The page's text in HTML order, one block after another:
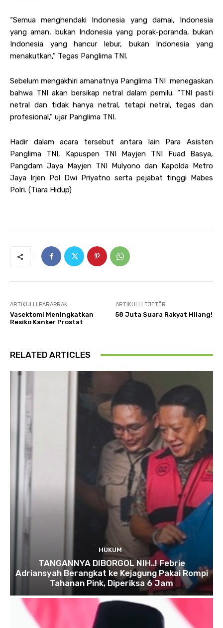
“Semua menghendaki Indonesia yang damai, Indonesia
yang aman, bukan Indonesia yang porak-poranda, bukan
Indonesia yang hancur lebur, bukan Indonesia yang
menakutkan,” Tegas Panglima TNI.
Sebelum mengakhiri amanatnya Panglima TNI menegaskan
bahwa TNI akan bersikap netral dalam pemilu. “TNI pasti
netral dan tidak hanya netral, tetapi netral, tegas dan
profesional,” ujar Panglima TNI.
Hadir dalam acara tersebut antara lain Para Asisten
Panglima TNI, Kapuspen TNI Mayjen TNI Fuad Basya,
Pangdam Jaya Mayjen TNI Mulyono dan Kapolda Metro
Jaya Irjen Pol Dwi Priyatno serta pejabat tinggi Mabes
Polri. (Tiara Hidup)
ARTIKULLI PARAPRAK
Vasektomi Meningkatkan
Resiko Kanker Prostat
ARTIKULLI TJETËR
58 Juta Suara Rakyat Hilang!
RELATED ARTICLES
HUKUM
TANGANNYA DIBORGOL NIH..! Febrie
Adriansyah Berangkat ke Kejagung Pakai Rompi
Tahanan Pink, Diperiksa 6 Jam